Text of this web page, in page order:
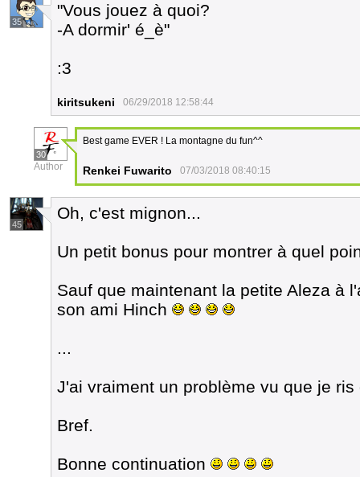
35
"Vous jouez à quoi?
-A dormir' é_è"
:3
kiritsukeni 06/29/2018 12:58:44
30
Author
Best game EVER ! La montagne du fun^^
Renkei Fuwarito 07/03/2018 08:40:15
45
Oh, c'est mignon...
Un petit bonus pour montrer à quel
Sauf que maintenant la petite Aleza à
son ami Hinch
...
J'ai vraiment un problème vu que je
Bref.
Bonne continuation